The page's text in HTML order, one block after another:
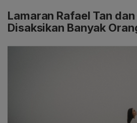
Lamaran Rafael Tan
Disaksikan Banyak